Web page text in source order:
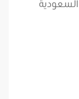
السعودية